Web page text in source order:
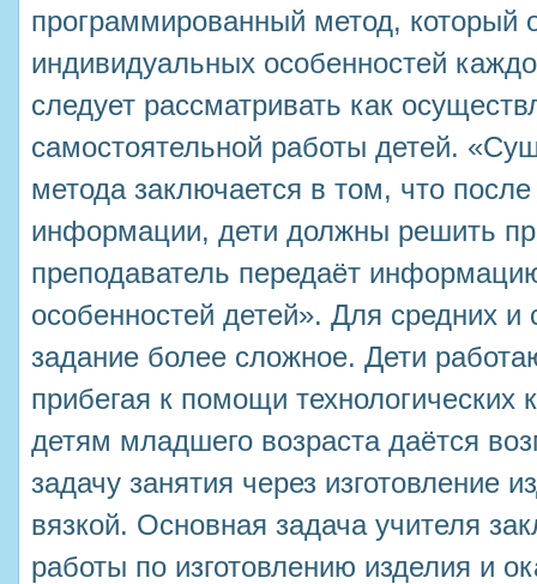
программированный метод, который
индивидуальных особенностей
следует рассматривать как
самостоятельной работы детей.
метода заключается в том, что
информации, дети должны решить
преподаватель передаёт
особенностей детей». Для средних и
задание более сложное. Дети
прибегая к помощи
детям младшего возраста даётся
задачу занятия через изготовление
вязкой. Основная задача учителя
работы по изготовлению изделия и